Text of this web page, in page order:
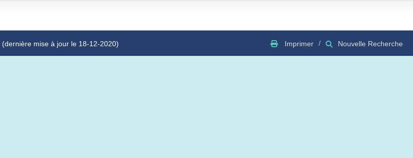
(dernière mise à jour le 18-12-2020) Imprimer Nouvelle Recherche